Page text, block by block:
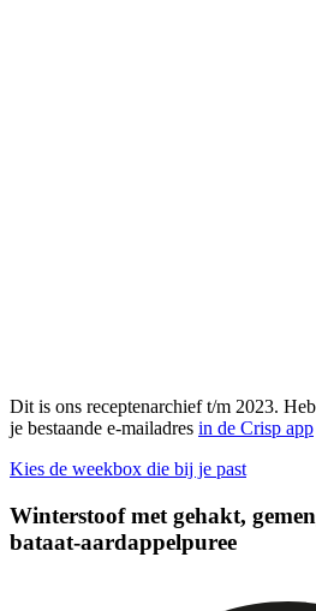
Dit is ons receptenarchief t/m 2023.
je bestaande e-mailadres in de Crisp app
Kies de weekbox die bij je past
Winterstoof met gehakt,
bataat-aardappelpuree